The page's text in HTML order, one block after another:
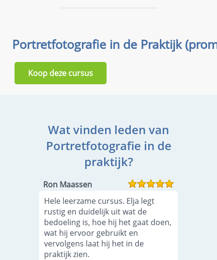
Portretfotografie in de Praktijk
Koop deze cursus
Wat vinden leden van
Portretfotografie in de
praktijk?
Ron Maassen
Hele leerzame cursus. Elja legt
rustig en duidelijk uit wat de
bedoeling is, hoe hij het gaat doen,
wat hij ervoor gebruikt en
vervolgens laat hij het in de
praktijk zien.